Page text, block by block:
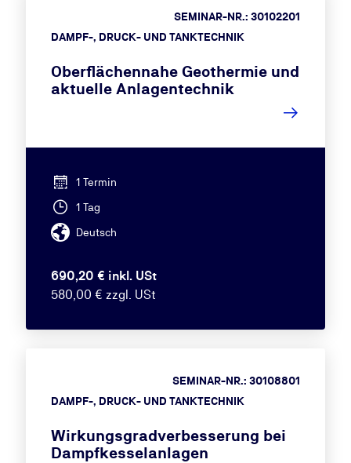
DAMPF-, DRUCK- UND TANKTECHNIK
SEMINAR-NR.: 30102201
Oberflächennahe Geothermie und
aktuelle Anlagentechnik
1 Termin
1 Tag
Deutsch
690,20 € inkl. USt
580,00 € zzgl. USt
DAMPF-, DRUCK- UND TANKTECHNIK
SEMINAR-NR.: 30108801
Wirkungsgradverbesserung bei
Dampfkesselanlagen